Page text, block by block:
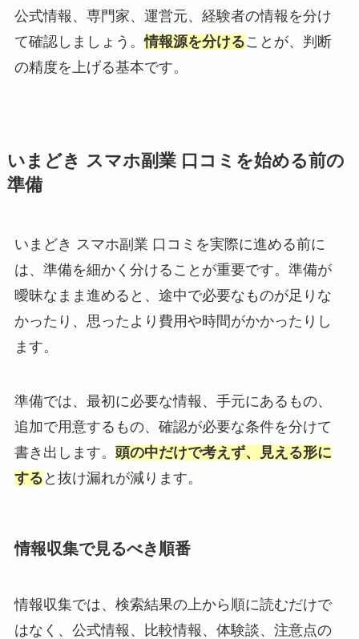
公式情報、専門家、運営元、経験者の情報を分け
て確認しましょう。情報源を分けることが、判断
の精度を上げる基本です。
いまどき スマホ副業 口コミを始める前の
準備
いまどき スマホ副業 口コミを実際に進める前に
は、準備を細かく分けることが重要です。準備が
曖昧なまま進めると、途中で必要なものが足りな
かったり、思ったより費用や時間がかかったりし
ます。
準備では、最初に必要な情報、手元にあるもの、
追加で用意するもの、確認が必要な条件を分けて
書き出します。 頭の中だけで考えず、見える形に
する と抜け漏れが減ります。
情報収集で見るべき順番
情報収集では、検索結果の上から順に読むだけで
はなく、公式情報、比較情報、体験談、注意点の